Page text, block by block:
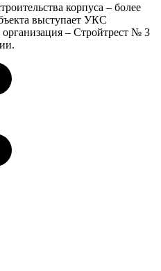
корпуса – более
выступает УКС
– Стройтрест № 3